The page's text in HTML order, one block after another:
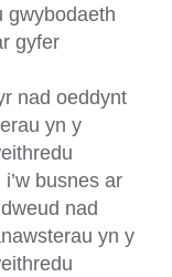
gwybodaeth
gyfer
nad oeddynt
yn y
busnes ar
nad
yn y